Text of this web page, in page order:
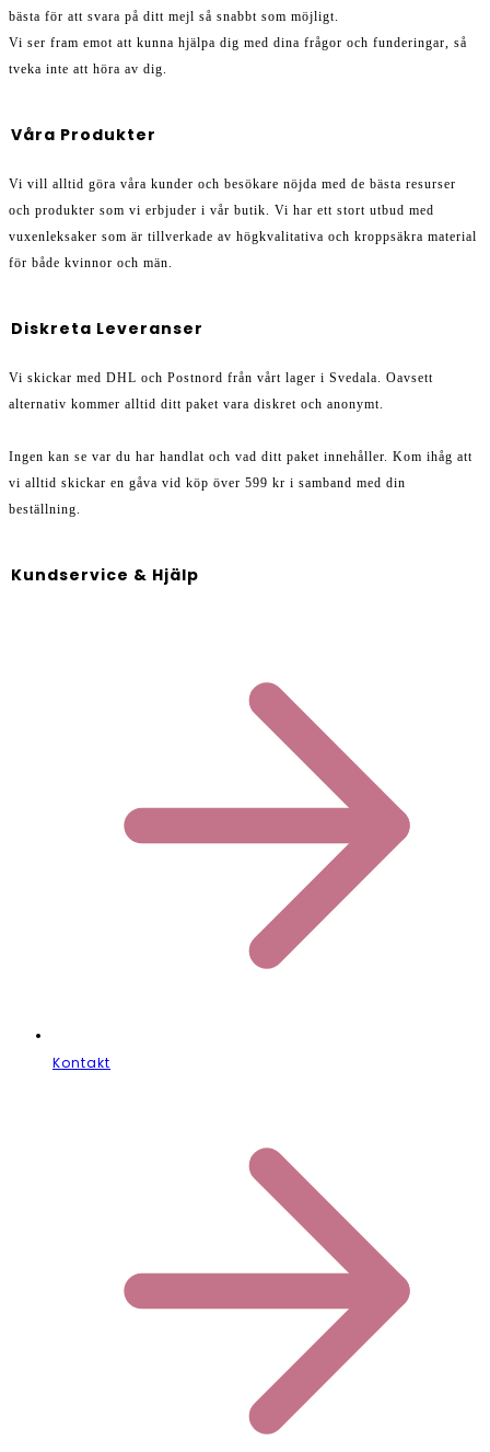
bästa för att svara på ditt mejl så snabbt som möjligt.
Vi ser fram emot att kunna hjälpa dig med dina frågor och funderingar, så
tveka inte att höra av dig.
Våra Produkter
Vi vill alltid göra våra kunder och besökare nöjda med de bästa resurser
och produkter som vi erbjuder i vår butik. Vi har ett stort utbud med
vuxenleksaker som är tillverkade av högkvalitativa och kroppsäkra material
för både kvinnor och män.
Diskreta Leveranser
Vi skickar med DHL och Postnord från vårt lager i Svedala. Oavsett
alternativ kommer alltid ditt paket vara diskret och anonymt.
Ingen kan se var du har handlat och vad ditt paket innehåller. Kom ihåg att
vi alltid skickar en gåva vid köp över 599 kr i samband med din
beställning.
Kundservice & Hjälp
Kontakt